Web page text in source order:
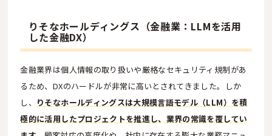
りそなホールディングス（金融業：LLMを活用
した金融DX）
金融業界は個人情報の取り扱いや厳格なセキュリティ規制があ
るため、DXのハードルが非常に高いとされてきました。しか
し、 りそなホールディングスは大規模言語モデル（LLM）を積
極的に活用したプロジェクトを推進し、業界の常識を覆してい